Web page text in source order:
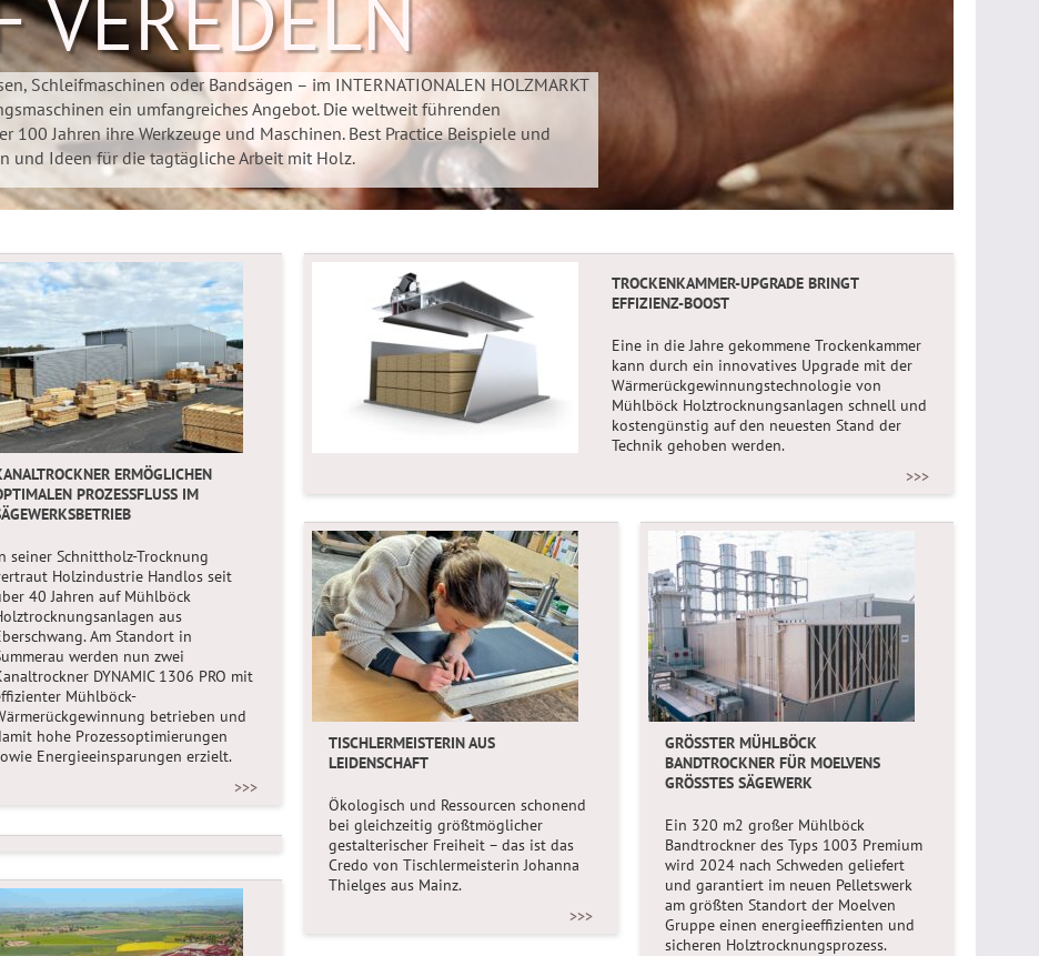
Schleifmaschinen oder Bandsägen – im INTERNATIONALEN HOLZMARKT
ein umfangreiches Angebot. Die weltweit führenden
100 Jahren ihre Werkzeuge und Maschinen. Best Practice Beispiele und
und Ideen für die tagtägliche Arbeit mit Holz.
ERMÖGLICHEN
PROZESSFLUSS IM
seiner Schnittholz-Trocknung
Holzindustrie Handlos seit
40 Jahren auf Mühlböck
aus
Am Standort in
werden nun zwei
DYNAMIC 1306 PRO mit
Mühlböck-
betrieben und
hohe Prozessoptimierungen
Energieeinsparungen erzielt.
>>>
TROCKENKAMMER-UPGRADE BRINGT
EFFIZIENZ-BOOST
Eine in die Jahre gekommene Trockenkammer
kann durch ein innovatives Upgrade mit der
Wärmerückgewinnungstechnologie von
Mühlböck Holztrocknungsanlagen schnell und
kostengünstig auf den neuesten Stand der
Technik gehoben werden.
>>>
TISCHLERMEISTERIN AUS
LEIDENSCHAFT
Ökologisch und Ressourcen schonend
bei gleichzeitig größtmöglicher
gestalterischer Freiheit – das ist das
Credo von Tischlermeisterin Johanna
Thielges aus Mainz.
>>>
GRÖSSTER MÜHLBÖCK B
ANDTROCKNER FÜR MOELVENS G
RÖSSTES SÄGEWERK
Ein 320 m2 großer Mühlböck
Bandtrockner des Typs 1003 Premium
wird 2024 nach Schweden geliefert
und garantiert im neuen Pelletswerk
am größten Standort der Moelven
Gruppe einen energieeffizienten und
sicheren Holztrocknungsprozess.